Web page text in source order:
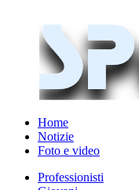
Home
Notizie
Foto e video
Professionisti